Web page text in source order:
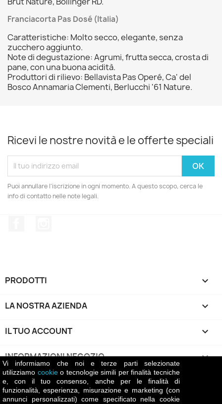
Franciacorta Pas Dosé (Italia)
Caratteristiche: Molto secco, elegante, senza
zucchero aggiunto.
Note di degustazione: Agrumi, frutta secca, crosta di
pane, con una buona acidità.
Produttori di rilievo: Bellavista Pas Operé, Ca' del
Bosco Annamaria Clementi, Berlucchi '61 Nature.
Ricevi le nostre novità e le offerte speciali
Puoi annullare l'iscrizione in ogni momento. A questo scopo, cerca le
info di contatto nelle note legali.
PRODOTTI 
LA NOSTRA AZIENDA 
IL TUO ACCOUNT 
INFORMAZIONI NEGOZIO keyboard_arrow_down
Vi informiamo che noi e terze parti selezionate
utilizziamo cookieo tecnologie simili per finalità tecniche
e, con il tuo consenso, anche per le finalità di
funzionalità, esperienza, misurazione e marketing (con
annunci personalizzati) come specificato nella cookie
Return policy
La politica di reso di Battiatowine.it prevede che i